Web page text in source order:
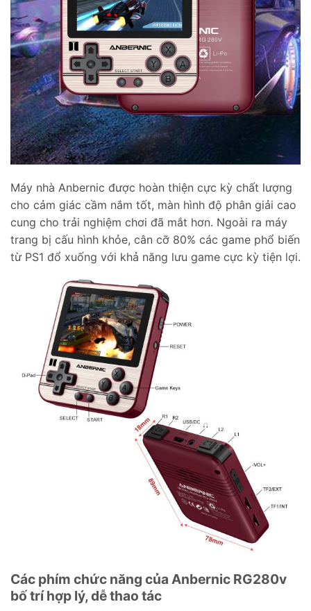
Máy nhà Anbernic được hoàn thiện cực kỳ chất lượng
cho cảm giác cầm nắm tốt, màn hình độ phân giải cao
cung cho trải nghiệm chơi đã mắt hơn. Ngoài ra máy
trang bị cấu hình khỏe, cân cỡ 80% các game phổ biến
từ PS1 đổ xuống với khả năng lưu game cực kỳ tiện lợi.
Các phím chức năng của Anbernic RG280v
bố trí hợp lý, dễ thao tác